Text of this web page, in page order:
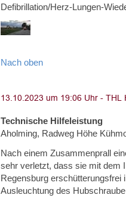
Defibrillation/Herz-Lungen-
Nach oben
Technische Hilfeleistung
Aholming, Radweg Höhe
Nach einem Zusammenprall
sehr verletzt, dass sie mit dem
Regensburg erschütterungsfrei
Ausleuchtung des